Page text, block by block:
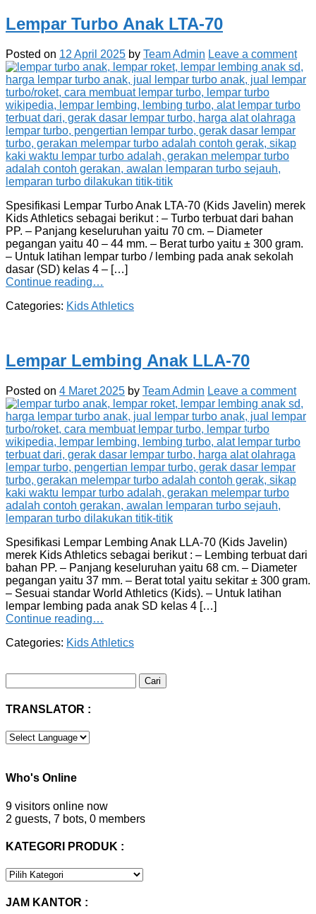
Lempar Turbo Anak LTA-70
Posted on 12 April 2025 by Team Admin Leave a comment
Spesifikasi Lempar Turbo Anak LTA-70 (Kids Javelin) merek
Kids Athletics sebagai berikut : – Turbo terbuat dari bahan
PP. – Panjang keseluruhan yaitu 70 cm. – Diameter
pegangan yaitu 40 – 44 mm. – Berat turbo yaitu ± 300 gram.
– Untuk latihan lempar turbo / lembing pada anak sekolah
dasar (SD) kelas 4 – […]
Continue reading…
Categories: Kids Athletics
Lempar Lembing Anak LLA-70
Posted on 4 Maret 2025 by Team Admin Leave a comment
Spesifikasi Lempar Lembing Anak LLA-70 (Kids Javelin)
merek Kids Athletics sebagai berikut : – Lembing terbuat dari
bahan PP. – Panjang keseluruhan yaitu 68 cm. – Diameter
pegangan yaitu 37 mm. – Berat total yaitu sekitar ± 300 gram.
– Sesuai standar World Athletics (Kids). – Untuk latihan
lempar lembing pada anak SD kelas 4 […]
Continue reading…
Categories: Kids Athletics
untuk:
TRANSLATOR :
Who's Online
9 visitors online now
2 guests, 7 bots, 0 members
KATEGORI PRODUK :
KATEGORI
JAM KANTOR :